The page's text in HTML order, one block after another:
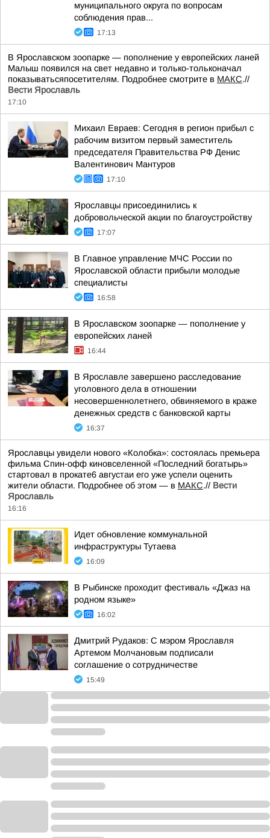
муниципального округа по вопросам
соблюдения прав...
17:13
В Ярославском зоопарке — пополнение у европейских ланей
Малыш появился на свет недавно и только-тольконачал
показыватьсяпосетителям. Подробнее смотрите в МАКС.//
Вести Ярославль
17:10
Михаил Евраев: Сегодня в регион прибыл с
рабочим визитом первый заместитель
председателя Правительства РФ Денис
Валентинович Мантуров
17:10
Ярославцы присоединились к
добровольческой акции по благоустройству
17:07
В Главное управление МЧС России по
Ярославской области прибыли молодые
специалисты
16:58
В Ярославском зоопарке — пополнение у
европейских ланей
16:44
В Ярославле завершено расследование
уголовного дела в отношении
несовершеннолетнего, обвиняемого в краже
денежных средств с банковской карты
16:37
Ярославцы увидели нового «Колобка»: состоялась премьера
фильма Спин-офф киновселенной «Последний богатырь»
стартовал в прокате6 августаи его уже успели оценить
жители области. Подробнее об этом — в МАКС.// Вести
Ярославль
16:16
Идет обновление коммунальной
инфраструктуры Тутаева
16:09
В Рыбинске проходит фестиваль «Джаз на
родном языке»
16:02
Дмитрий Рудаков: С мэром Ярославля
Артемом Молчановым подписали
соглашение о сотрудничестве
15:49